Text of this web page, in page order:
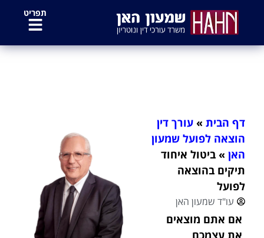
תפריט
דף הבית »עורך דין
הוצאה לפועל שמעון
האן »ביטול איחוד
תיקים בהוצאה
לפועל
עו"ד שמעון האן
אם אתם מוצאים
את עצמכם